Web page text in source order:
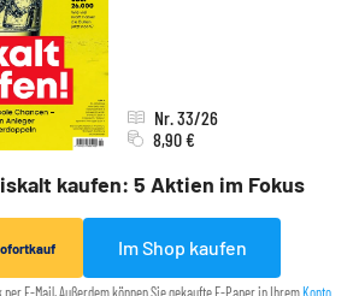
kaufen: 5 Aktien im Fokus
Nr. 33/26
8,90 €
Im Shop kaufen